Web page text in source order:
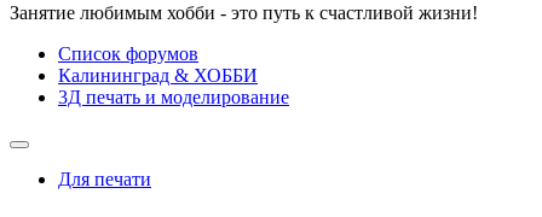
Занятие любимым хобби - это путь к счастливой жизни!
Список форумов
Калининград & ХОББИ
3Д печать и моделирование
Для печати